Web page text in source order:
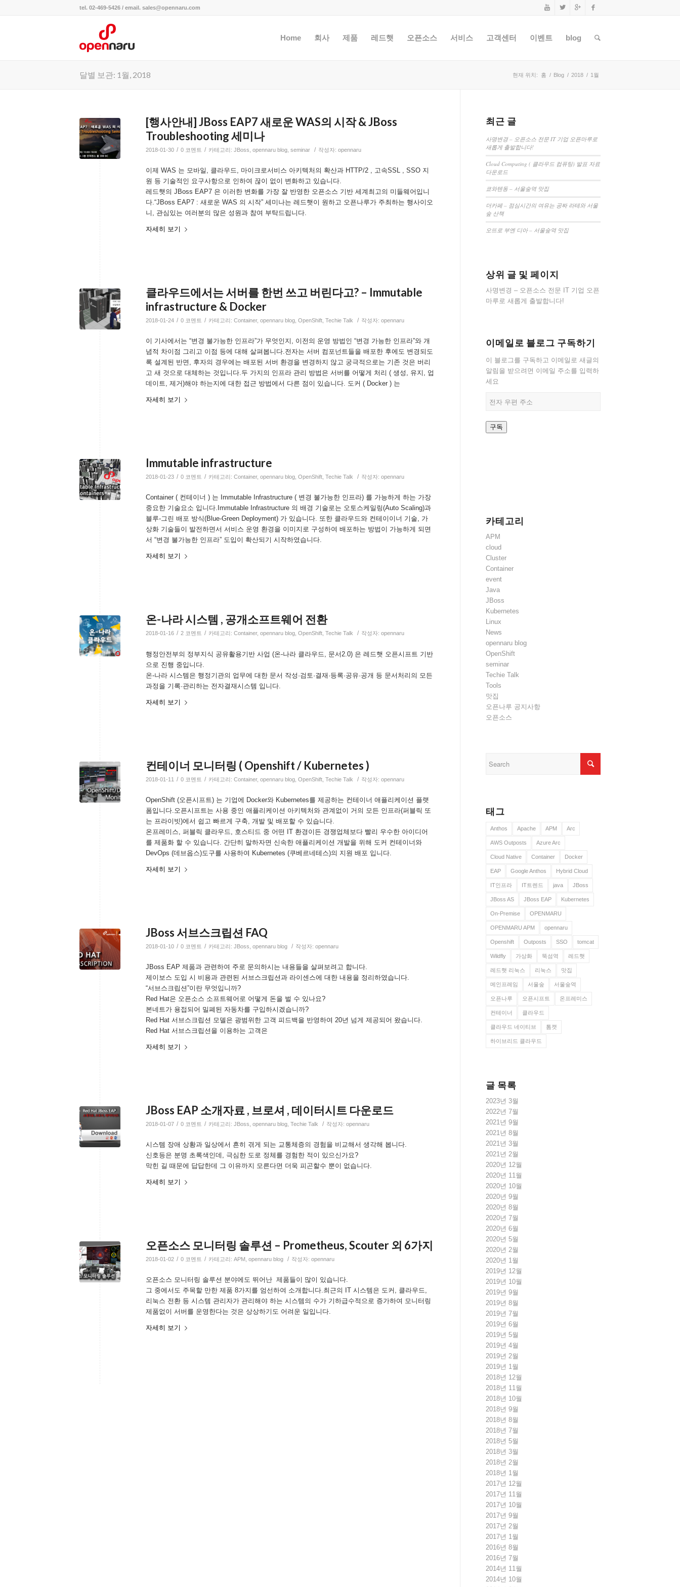
tel. 02-469-5426 / email. sales@opennaru.com
Home 회사 제품 레드햇 오픈소스 서비스 고객센터 이벤트 blog
달별 보관: 1월, 2018 현재 위치: 홈 / Blog / 2018 / 1월
[행사안내] JBoss EAP7 새로운 WAS의 시작 & JBoss
Troubleshooting 세미나
2018-01-30 / 0 코멘트 / 카테고리: JBoss opennaru blog seminar / 작성자: opennaru
이제 WAS 는 모바일, 클라우드, 마이크로서비스 아키텍처의 확산과 HTTP/2 , 고속SSL , SSO 지
원 등 기술적인 요구사항으로 인하여 끊이 없이 변화하고 있습니다.
레드햇의 JBoss EAP7 은 이러한 변화를 가장 잘 반영한 오픈소스 기반 세계최고의 미들웨어입니
다.“JBoss EAP7 : 새로운 WAS 의 시작” 세미나는 레드햇이 원하고 오픈나루가 주최하는 행사이오
니, 관심있는 여러분의 많은 성원과 참여 부탁드립니다.
자세히 보기
클라우드에서는 서버를 한번 쓰고 버린다고? – Immutable
infrastructure & Docker
2018-01-24 / 0 코멘트 / 카테고리: Container, opennaru blog OpenShift Techie Talk / 작성자: opennaru
이 기사에서는 “변경 불가능한 인프라”가 무엇인지, 이전의 운영 방법인 “변경 가능한 인프라”와 개
념적 차이점 그리고 이점 등에 대해 살펴봅니다.전자는 서버 컴포넌트들을 배포한 후에도 변경되도
록 설계된 반면, 후자의 경우에는 배포된 서버 환경을 변경하지 않고 궁극적으로는 기존 것은 버리
고 새 것으로 대체하는 것입니다.두 가지의 인프라 관리 방법은 서버를 어떻게 처리 ( 생성, 유지, 업
데이트, 제거)해야 하는지에 대한 접근 방법에서 다른 점이 있습니다. 도커 ( Docker ) 는
자세히 보기
Immutable infrastructure
2018-01-23 / 0 코멘트 / 카테고리: Container, opennaru blog OpenShift Techie Talk / 작성자: opennaru
Container ( 컨테이너 ) 는 Immutable Infrastructure ( 변경 불가능한 인프라) 를 가능하게 하는 가장
중요한 기술요소 입니다.Immutable Infrastructure 의 배경 기술로는 오토스케일링(Auto Scaling)과
블루-그린 배포 방식(Blue-Green Deployment) 가 있습니다. 또한 클라우드와 컨테이이너 기술, 가
상화 기술들이 발전하면서 서비스 운영 환경을 이미지로 구성하여 배포하는 방법이 가능하게 되면
서 “변경 불가능한 인프라” 도입이 확산되기 시작하였습니다.
자세히 보기
온-나라 시스템 , 공개소프트웨어 전환
2018-01-16 / 2 코멘트 / 카테고리: Container, opennaru blog, OpenShift, Techie Talk / 작성자: opennaru
행정안전부의 정부지식 공유활용기반 사업 (온-나라 클라우드, 문서2.0) 은 레드햇 오픈시프트 기반
으로 진행 중입니다.
온-나라 시스템은 행정기관의 업무에 대한 문서 작성·검토·결재·등록·공유·공개 등 문서처리의 모든
과정을 기록·관리하는 전자결재시스템 입니다.
자세히 보기
컨테이너 모니터링 ( Openshift / Kubernetes )
2018-01-11 / 0 코멘트 / 카테고리: Container, opennaru blog OpenShift Techie Talk / 작성자: opennaru
OpenShift (오픈시프트) 는 기업에 Docker와 Kubernetes를 제공하는 컨테이너 애플리케이션 플랫
폼입니다.오픈시프트는 사용 중인 애플리케이션 아키텍처와 관계없이 거의 모든 인프라(퍼블릭 또
는 프라이빗)에서 쉽고 빠르게 구축, 개발 및 배포할 수 있습니다.
온프레미스, 퍼블릭 클라우드, 호스티드 중 어떤 IT 환경이든 경쟁업체보다 빨리 우수한 아이디어
를 제품화 할 수 있습니다. 간단히 말하자면 신속한 애플리케이션 개발을 위해 도커 컨테이너와
DevOps (데브옵스)도구를 사용하여 Kubernetes (쿠베르네테스)의 지원 배포 입니다.
자세히 보기
JBoss 서브스크립션 FAQ
2018-01-10 / 0 코멘트 / 카테고리: JBoss opennaru blog / 작성자: opennaru
JBoss EAP 제품과 관련하여 주로 문의하시는 내용들을 살펴보려고 합니다.
제이보스 도입 시 비용과 관련된 서브스크립션과 라이센스에 대한 내용을 정리하였습니다.
“서브스크립션”이란 무엇입니까?
Red Hat은 오픈소스 소프트웨어로 어떻게 돈을 벌 수 있나요?
본네트가 용접되어 밀폐된 자동차를 구입하시겠습니까?
Red Hat 서브스크립션 모델은 광범위한 고객 피드백을 반영하여 20년 넘게 제공되어 왔습니다.
Red Hat 서브스크립션을 이용하는 고객은
자세히 보기
JBoss EAP 소개자료 , 브로셔 , 데이터시트 다운로드
2018-01-07 / 0 코멘트 / 카테고리: JBoss opennaru blog Techie Talk / 작성자: opennaru
시스템 장애 상황과 일상에서 흔히 겪게 되는 교통체증의 경험을 비교해서 생각해 봅니다.
신호등은 분명 초록색인데, 극심한 도로 정체를 경험한 적이 있으신가요?
막힌 길 때문에 답답한데 그 이유까지 모른다면 더욱 피곤할수 뿐이 없습니다.
자세히 보기
오픈소스 모니터링 솔루션 – Prometheus, Scouter 외 6가지
2018-01-02 / 0 코멘트 / 카테고리: APM opennaru blog / 작성자: opennaru
오픈소스 모니터링 솔루션 분야에도 뛰어난 제품들이 많이 있습니다.
그 중에서도 주목할 만한 제품 8가지를 엄선하여 소개합니다.최근의 IT 시스템은 도커, 클라우드,
리눅스 전환 등 시스템 관리자가 관리해야 하는 시스템의 수가 기하급수적으로 증가하여 모니터링
제품없이 서버를 운영한다는 것은 상상하기도 어려운 일입니다.
자세히 보기
최근 글
사명변경 – 오픈소스 전문 IT 기업 오픈마루로
새롭게 출발합니다!
Cloud Computing ( 클라우드 컴퓨팅) 발표 자료
다운로드
쿄와텐동 – 서울숲역 맛집
더카페 – 점심시간의 여유는 공짜 라테와 서울
숲 산책
오뜨로 부엔 디아 – 서울숲역 맛집
상위 글 및 페이지
사명변경 – 오픈소스 전문 IT 기업 오픈
마루로 새롭게 출발합니다!
이메일로 블로그 구독하기
이 블로그를 구독하고 이메일로 새글의
알림을 받으려면 이메일 주소를 입력하
세요
자
편구독
카테고리
APM
cloud
Cluster
Container
event
Java
JBoss
Kubernetes
Linux
News
opennaru blog
OpenShift
seminar
Techie Talk
Tools
맛집
오픈나루 공지사항
오픈소스
태그
Anthos Apache APM Arc
AWS Outposts Azure Arc
Cloud Native Container Docker
EAP Google Anthos Hybrid Cloud
IT인프라 IT트렌드 java JBoss
JBoss AS JBoss EAP Kubernetes
On-Premise OPENMARU
OPENMARU APM opennaru
Openshift Outposts SSO tomcat
Wildfly 가상화 뚝섬역 레드햇
레드햇 리눅스 리눅스 맛집
메인프레임 서울숲 서울숲역
오픈나루 오픈시프트 온프레미스
컨테이너 클라우드
클라우드 네이티브 톰캣
하이브리드 클라우드
글 목록
2023년 3월
2022년 7월
2021년 9월
2021년 8월
2021년 3월
2021년 2월
2020년 12월
2020년 11월
2020년 10월
2020년 9월
2020년 8월
2020년 7월
2020년 6월
2020년 5월
2020년 2월
2020년 1월
2019년 12월
2019년 10월
2019년 9월
2019년 8월
2019년 7월
2019년 6월
2019년 5월
2019년 4월
2019년 2월
2019년 1월
2018년 12월
2018년 11월
2018년 10월
2018년 9월
2018년 8월
2018년 7월
2018년 5월
2018년 3월
2018년 2월
2018년 1월
2017년 12월
2017년 11월
2017년 10월
2017년 9월
2017년 2월
2017년 1월
2016년 8월
2016년 7월
2014년 11월
2014년 10월